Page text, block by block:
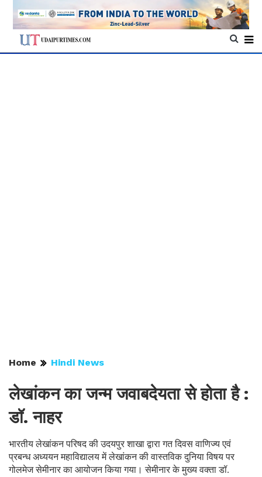
Home Hindi News
लेखांकन का जन्म जवाबदेयता से होता है :
डॉ. नाहर
भारतीय लेखांकन परिषद की उदयपुर शाखा द्वारा गत दिवस वाणिज्य एवं
प्रबन्ध अध्ययन महाविद्यालय में लेखांकन की वास्तविक दुनिया विषय पर
गोलमेज सेमीनार का आयोजन किया गया। सेमीनार के मुख्य वक्ता डॉ.